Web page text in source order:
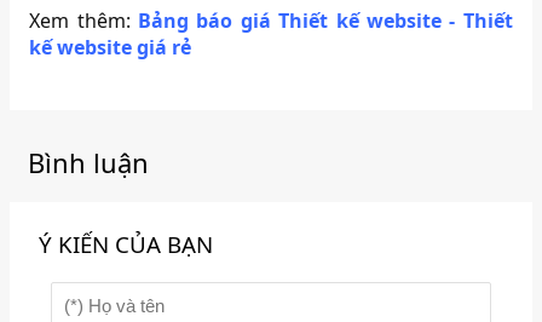
Xem thêm: Bảng báo giá Thiết kế website - Thiết
kế website giá rẻ
Bình luận
Ý KIẾN CỦA BẠN